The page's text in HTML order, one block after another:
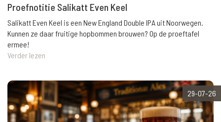
Proefnotitie Salikatt Even Keel
Salikatt Even Keel is een New England Double IPA uit Noorwegen.
Kunnen ze daar fruitige hopbommen brouwen? Op de proeftafel
ermee!
Verder lezen
29-07-26